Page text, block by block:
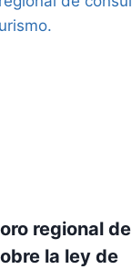
regional de
la ley de